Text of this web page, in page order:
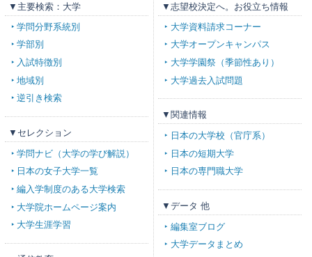
▼主要検索：大学
学問分野系統別
学部別
入試特徴別
地域別
逆引き検索
▼セレクション
学問ナビ（大学の学び解説）
日本の女子大学一覧
編入学制度のある大学検索
大学院ホームページ案内
大学生涯学習
▼志望校決定へ。お役立ち情報
大学資料請求コーナー
大学オープンキャンパス
大学学園祭（季節性あり）
大学過去入試問題
▼関連情報
日本の大学校（官庁系）
日本の短期大学
日本の専門職大学
▼データ 他
編集室ブログ
大学データまとめ